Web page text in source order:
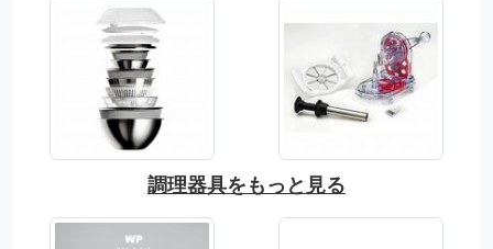
調理器具をもっと見る